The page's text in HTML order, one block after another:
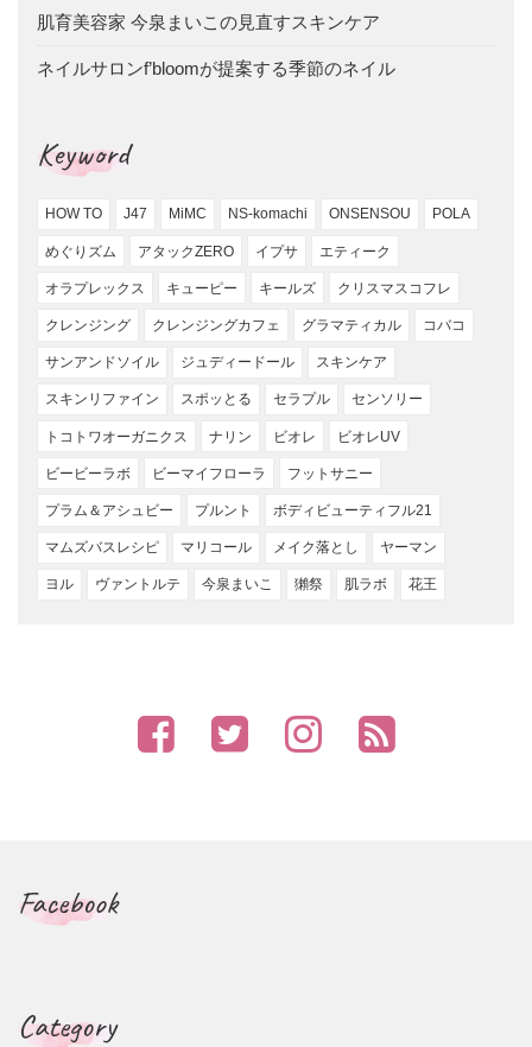
肌育美容家 今泉まいこの見直すスキンケア
ネイルサロンf’bloomが提案する季節のネイル
Keyword
HOW TO J47 MiMC NS-komachi ONSENSOU POLA
めぐりズム アタックZERO イプサ エティーク
オラプレックス キューピー キールズ クリスマスコフレ
クレンジング クレンジングカフェ グラマティカル コバコ
サンアンドソイル ジュディードール スキンケア
スキンリファイン スポッとる セラプル センソリー
トコトワオーガニクス ナリン ビオレ ビオレUV
ビービーラボ ビーマイフローラ フットサニー
プラム＆アシュビー プルント ボディビューティフル21
マムズバスレシピ マリコール メイク落とし ヤーマン
ヨル ヴァントルテ 今泉まいこ 獺祭 肌ラボ 花王
Facebook
Category